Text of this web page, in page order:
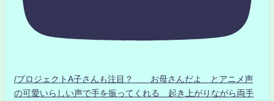
/プロジェクトA子さんも注目？ お母さんだよ とアニメ声
の可愛いらしい声で手を振ってくれる 起き上がりながら両手